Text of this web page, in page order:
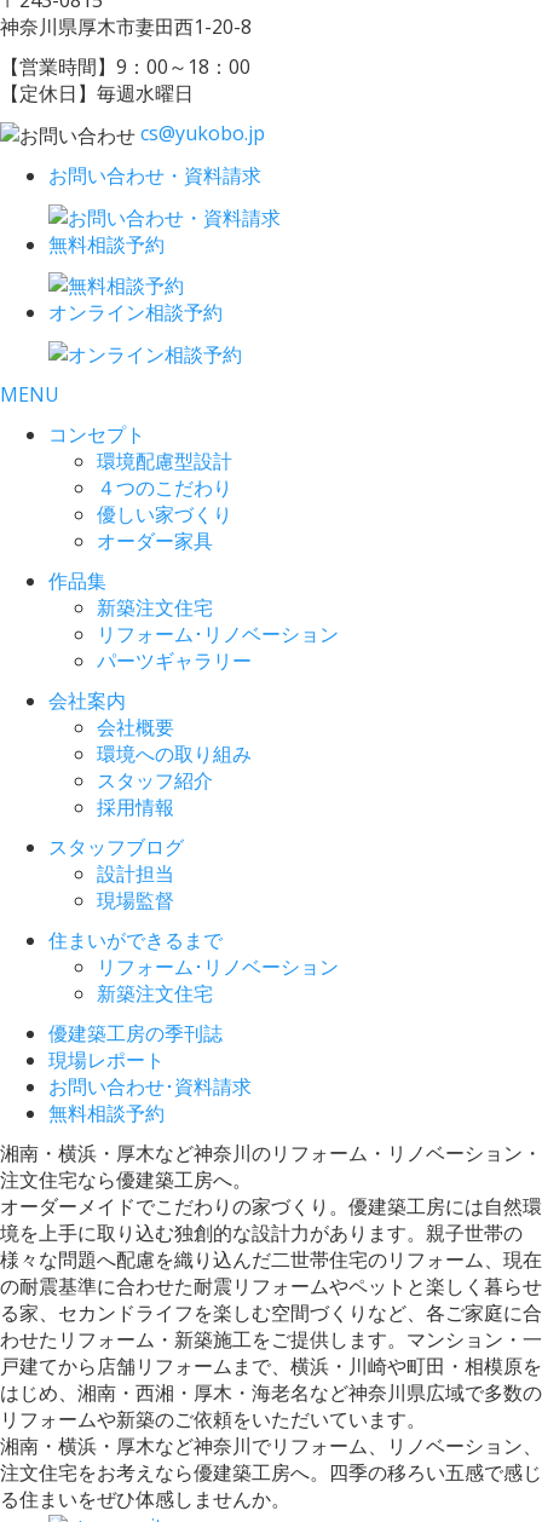
神奈川県厚木市妻田西1-20-8
【営業時間】9：00～18：00
【定休日】毎週水曜日
cs@yukobo.jp
お問い合わせ・資料請求
無料相談予約
オンライン相談予約
MENU
コンセプト
環境配慮型設計
４つのこだわり
優しい家づくり
オーダー家具
作品集
新築注文住宅
リフォーム･リノベーション
パーツギャラリー
会社案内
会社概要
環境への取り組み
スタッフ紹介
採用情報
スタッフブログ
設計担当
現場監督
住まいができるまで
リフォーム･リノベーション
新築注文住宅
優建築工房の季刊誌
現場レポート
お問い合わせ･資料請求
無料相談予約
湘南・横浜・厚木など神奈川のリフォーム・リノベーション・
注文住宅なら優建築工房へ。
オーダーメイドでこだわりの家づくり。優建築工房には自然環
境を上手に取り込む独創的な設計力があります。親子世帯の
様々な問題へ配慮を織り込んだ二世帯住宅のリフォーム、現在
の耐震基準に合わせた耐震リフォームやペットと楽しく暮らせ
る家、セカンドライフを楽しむ空間づくりなど、各ご家庭に合
わせたリフォーム・新築施工をご提供します。マンション・一
戸建てから店舗リフォームまで、横浜・川崎や町田・相模原を
はじめ、湘南・西湘・厚木・海老名など神奈川県広域で多数の
リフォームや新築のご依頼をいただいています。
湘南・横浜・厚木など神奈川でリフォーム、リノベーション、
注文住宅をお考えなら優建築工房へ。四季の移ろい五感で感じ
る住まいをぜひ体感しませんか。